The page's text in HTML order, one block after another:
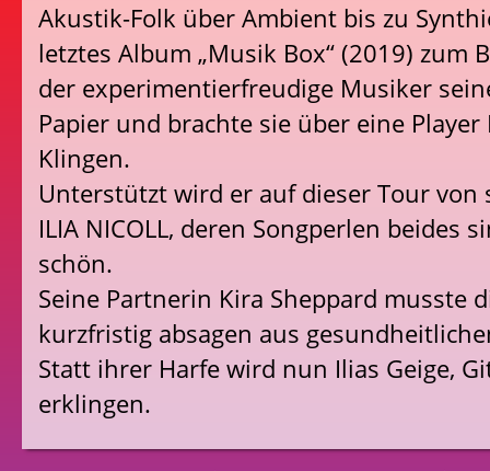
Akustik-Folk über Ambient bis zu
letztes Album „Musik Box“ (2019) zum
der experimentierfreudige Musiker
Papier und brachte sie über eine
Klingen.
Unterstützt wird er auf dieser Tour von
ILIA NICOLL, deren Songperlen beides
schön.
Seine Partnerin Kira Sheppard musste
kurzfristig absagen aus
Statt ihrer Harfe wird nun Ilias Geige,
erklingen.